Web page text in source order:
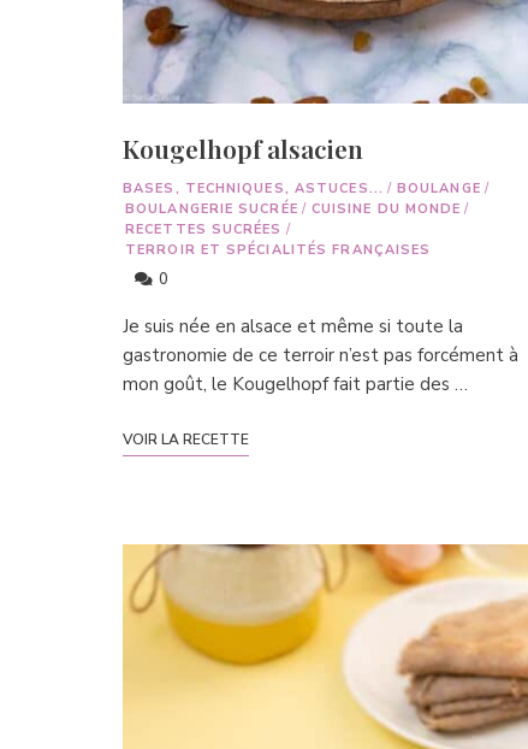
Kougelhopf alsacien
BASES, TECHNIQUES, ASTUCES... / BOULANGE /
BOULANGERIE SUCRÉE / CUISINE DU MONDE /
RECETTES SUCRÉES /
TERROIR ET SPÉCIALITÉS FRANÇAISES
0
Je suis née en alsace et même si toute la
gastronomie de ce terroir n’est pas forcément à
mon goût, le Kougelhopf fait partie des …
VOIR LA RECETTE